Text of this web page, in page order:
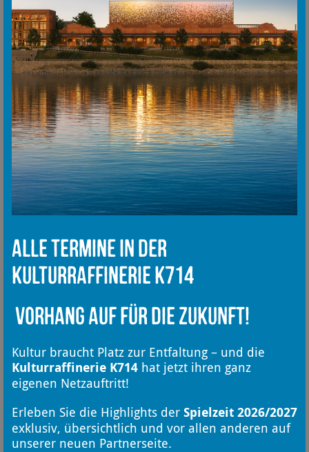
Alle Termine in der
Kulturraffinerie K714
Vorhang auf für die Zukunft!
Kultur braucht Platz zur Entfaltung – und die
Kulturraffinerie K714 hat jetzt ihren ganz
eigenen Netzauftritt!
Erleben Sie die Highlights der Spielzeit 2026/2027
exklusiv, übersichtlich und vor allen anderen auf
unserer neuen Partnerseite.